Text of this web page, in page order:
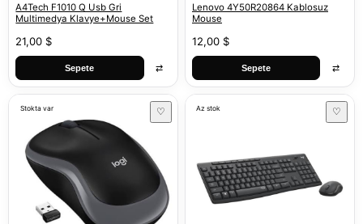
A4Tech F1010 Q Usb Gri
Multimedya Klavye+Mouse Set
21,00 $
Sepete ⇄
Lenovo 4Y50R20864 Kablosuz
Mouse
12,00 $
Sepete ⇄
Stokta var ♡ Az stok ♡